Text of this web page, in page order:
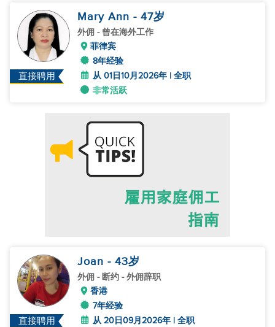
直接聘用
Mary Ann - 47岁
外佣 - 曾在海外工作
菲律宾
8年经验
从 01日10月2026年 | 全职
非常活跃
直接聘用
Joan - 43岁
外佣 - 断约 - 外佣辞职
香港
7年经验
从 20日09月2026年 | 全职